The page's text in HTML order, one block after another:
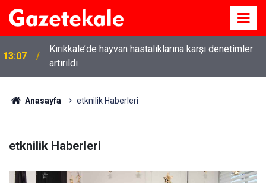
Kırıkkale’de hayvan hastalıklarına karşı denetimler
artırıldı
12:12 Kırıkkale’de bugün vefat edenler: 7 Ağustos 2026
Anasayfa etknilik Haberleri
etknilik Haberleri